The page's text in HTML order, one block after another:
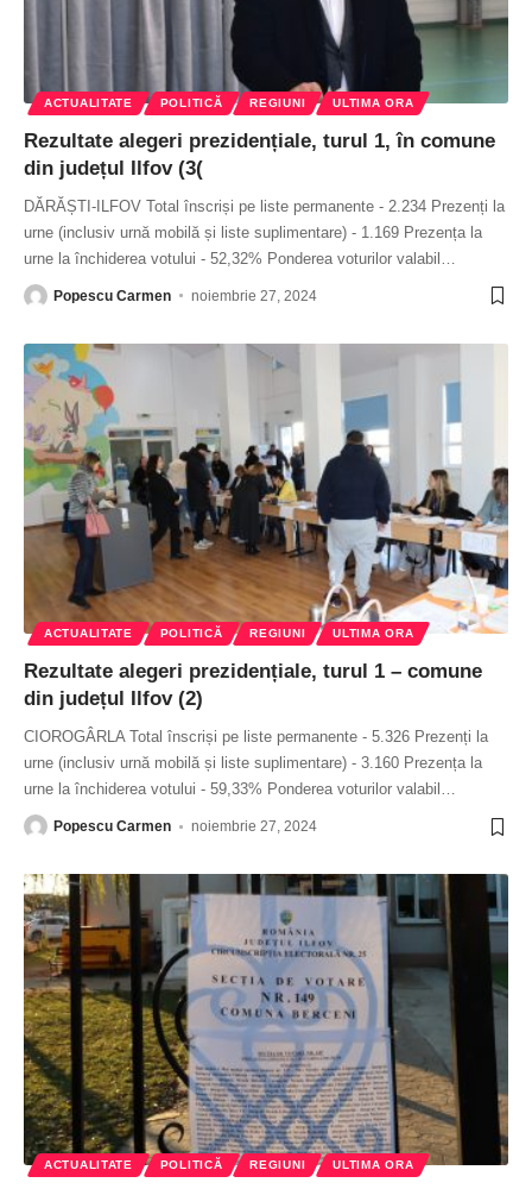
ACTUALITATE POLITICĂ REGIUNI ULTIMA ORA
Rezultate alegeri prezidențiale, turul 1, în comune
din județul Ilfov (3(
DĂRĂȘTI-ILFOV Total înscriși pe liste permanente - 2.234 Prezenți la
urne (inclusiv urnă mobilă și liste suplimentare) - 1.169 Prezența la
urne la închiderea votului - 52,32% Ponderea voturilor valabil
Popescu Carmen noiembrie 27, 2024
ACTUALITATE POLITICĂ REGIUNI ULTIMA ORA
Rezultate alegeri prezidențiale, turul 1 – comune
din județul Ilfov (2)
CIOROGÂRLA Total înscriși pe liste permanente - 5.326 Prezenți la
urne (inclusiv urnă mobilă și liste suplimentare) - 3.160 Prezența la
urne la închiderea votului - 59,33% Ponderea voturilor valabil …
Popescu Carmen noiembrie 27, 2024
ACTUALITATE POLITICĂ REGIUNI ULTIMA ORA